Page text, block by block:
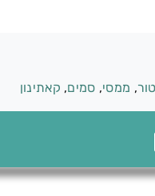
, ממסי, סמים, קאתינון